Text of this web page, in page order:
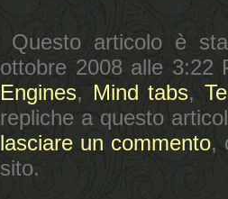
Questo articolo è
ottobre 2008 alle
Engines, Mind tabs,
repliche a questo
lasciare un commento,
sito.